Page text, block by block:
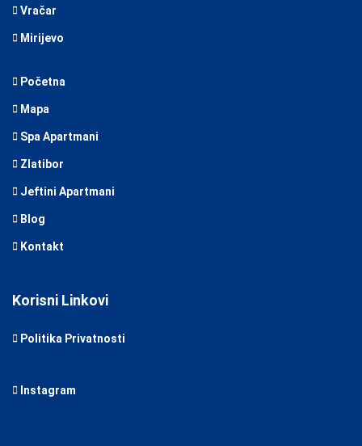
Vračar
Mirijevo
Početna
Mapa
Spa Apartmani
Zlatibor
Jeftini Apartmani
Blog
Kontakt
Korisni Linkovi
Politika Privatnosti
Instagram